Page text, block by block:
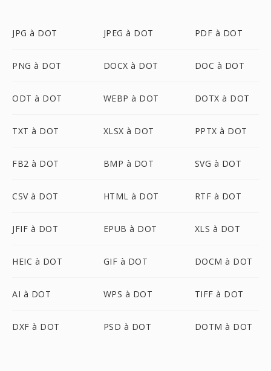
JPG à DOT JPEG à DOT PDF à DOT
PNG à DOT DOCX à DOT DOC à DOT
ODT à DOT WEBP à DOT DOTX à DOT
TXT à DOT XLSX à DOT PPTX à DOT
FB2 à DOT BMP à DOT SVG à DOT
CSV à DOT HTML à DOT RTF à DOT
JFIF à DOT EPUB à DOT XLS à DOT
HEIC à DOT GIF à DOT DOCM à DOT
AI à DOT WPS à DOT TIFF à DOT
DXF à DOT PSD à DOT DOTM à DOT